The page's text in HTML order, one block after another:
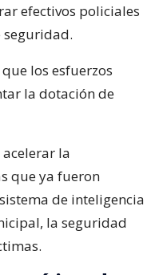
efectivos policiales
seguridad.
los esfuerzos
la dotación de
la
que ya fueron
de inteligencia
la seguridad